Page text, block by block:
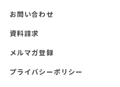
お問い合わせ
資料請求
メルマガ登録
プライバシーポリシー